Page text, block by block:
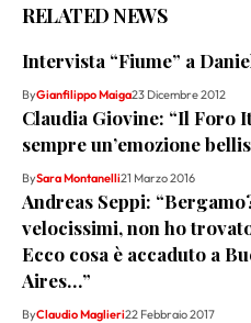
RELATED NEWS
Intervista “Fiume” a
ByGianfilippo Maiga23 Dicembre 2012
Claudia Giovine: “Il Foro
sempre un’emozione
BySara Montanelli21 Marzo 2016
Andreas Seppi:
velocissimi, non ho
Ecco cosa è accaduto a
Aires…”
ByClaudio Maglieri22 Febbraio 2017